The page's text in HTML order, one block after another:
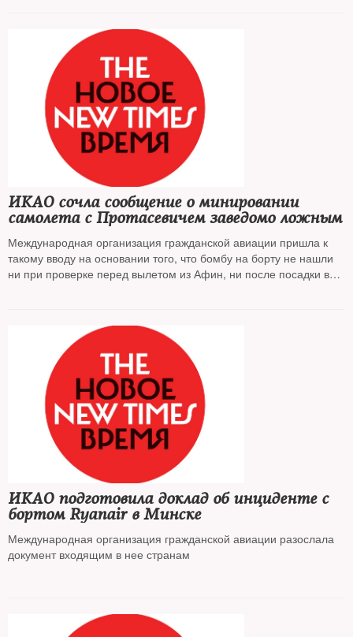
ИКАО сочла сообщение о минировании
самолета с Протасевичем заведомо ложным
Международная организация гражданской авиации пришла к
такому вводу на основании того, что бомбу на борту не нашли
ни при проверке перед вылетом из Афин, ни после посадки в
ИКАО подготовила доклад об инциденте с
бортом Ryanair в Минске
Международная организация гражданской авиации разослала
документ входящим в нее странам